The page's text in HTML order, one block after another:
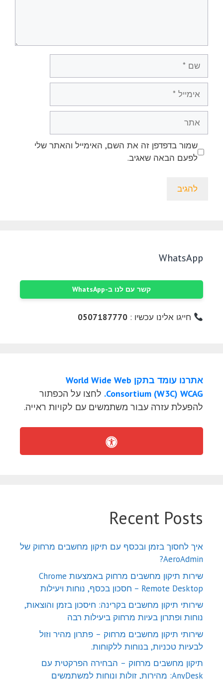
שמור בדפדפן זה את השם, האימייל והאתר שלי
לפעם הבאה שאגיב.
WhatsApp
קשר עם לנו ב-WhatsApp
חייגו אלינו עכשיו :0507187770
אתרנו עומד בתקן World Wide Web
Consortium (W3C) WCAG. לחצו על הכפתור
להפעלת עזרה עבור משתמשים עם לקויות ראייה.
Recent Posts
איך לחסוך בזמן ובכסף עם תיקון מחשבים מרחוק של
AeroAdmin?
שירות תיקון מחשבים מרחוק באמצעות Chrome
Remote Desktop – חסכון בכסף, נוחות ויעילות
שירותי תיקון מחשבים בקרינה: חיסכון בזמן והוצאות,
נוחות ופתרון בעיות מרחוק ביעילות רבה
שירותי תיקון מחשבים מרחוק – פתרון מהיר וזול
לבעיות טכניות, בנוחות ללקוחות.
תיקון מחשבים מרחוק – הבחירה הפרקטית עם
AnyDesk: מהירות, זולות ונוחות למשתמשים